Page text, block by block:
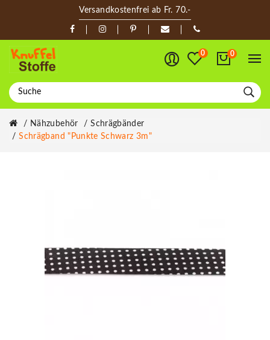
Versandkostenfrei ab Fr. 70.-
0 0
Nähzubehör
Schrägbänder
Schrägband "Punkte Schwarz 3m"